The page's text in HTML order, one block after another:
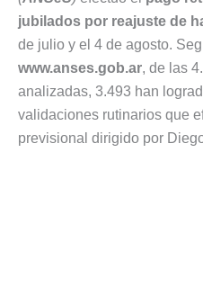
jubilados por reajuste de
de julio y el 4 de agosto.
www.anses.gob.ar, de las
analizadas, 3.493 han
validaciones rutinarios que
previsional dirigido por